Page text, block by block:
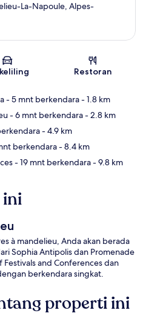
La-Napoule, Alpes-
Restoran
- 5 mnt berkendara- 1.8 km
- 6 mnt berkendara- 2.8 km
- 4.9 km
berkendara- 8.4 km
- 19 mnt berkendara- 9.8 km
à mandelieu, Anda akan berada
Sophia Antipolis dan Promenade
Festivals and Conferences dan
berkendara singkat.
properti ini